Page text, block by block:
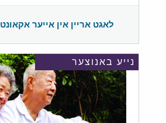
לאגט אריין אין אייער אקאונט
נייע באנוצער